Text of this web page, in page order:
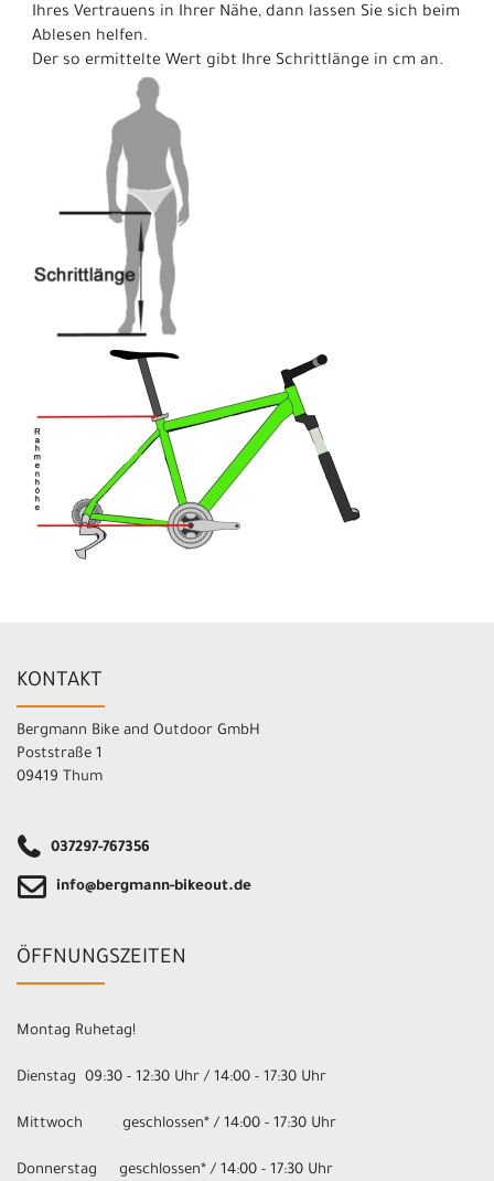
Ihres Vertrauens in Ihrer Nähe, dann lassen Sie sich beim
Ablesen helfen.
Der so ermittelte Wert gibt Ihre Schrittlänge in cm an.
KONTAKT
Bergmann Bike and Outdoor GmbH
Poststraße 1
09419 Thum
037297-767356
info@bergmann-bikeout.de
ÖFFNUNGSZEITEN
Montag Ruhetag!
Dienstag 09:30 - 12:30 Uhr / 14:00 - 17:30 Uhr
Mittwoch geschlossen* / 14:00 - 17:30 Uhr
Donnerstag geschlossen* / 14:00 - 17:30 Uhr